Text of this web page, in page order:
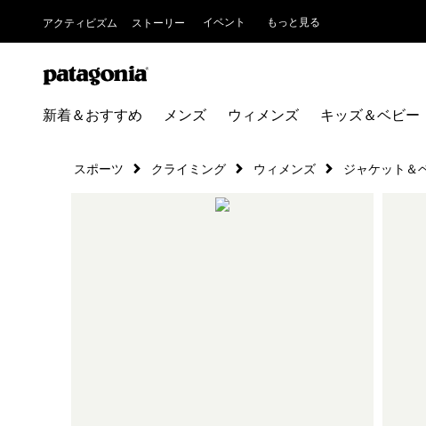
アクティビズム ストーリー イベント もっと見る
新着＆おすすめ メンズ ウィメンズ キッズ＆ベビー
スポーツ クライミング ウィメンズ ジャケット＆